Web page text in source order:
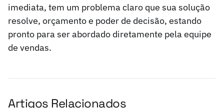
imediata, tem um problema claro que sua solução
resolve, orçamento e poder de decisão, estando
pronto para ser abordado diretamente pela equipe
de vendas.
Artigos Relacionados